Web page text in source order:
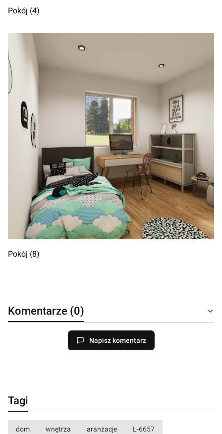
Pokój (4)
Pokój (8)
Komentarze (0)
Napisz komentarz
Tagi
dom wnętrza aranżacje L-6657